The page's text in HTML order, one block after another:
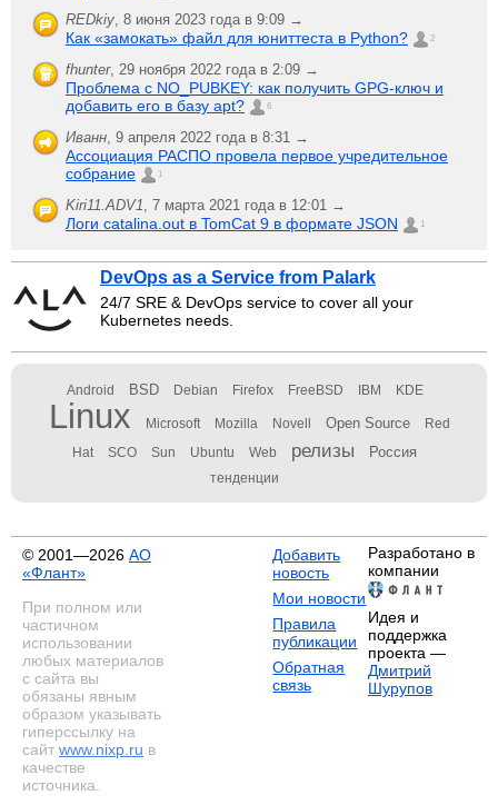
REDkiy, 8 июня 2023 года в 9:09 →
Как «замокать» файл для юниттеста в Python? 2
fhunter, 29 ноября 2022 года в 2:09 →
Проблема с NO_PUBKEY: как получить GPG-ключ и
добавить его в базу apt?
6
Иванн, 9 апреля 2022 года в 8:31 →
Ассоциация РАСПО провела первое учредительное
собрание
1
Kiri11.ADV1, 7 марта 2021 года в 12:01 →
Логи catalina.out в TomCat 9 в формате JSON 1
DevOps as a Service from Palark
24/7 SRE & DevOps service to cover all your
Kubernetes needs.
Android BSD Debian Firefox FreeBSD IBM KDE
Linux Microsoft Mozilla Novell Open Source Red
Hat SCO Sun Ubuntu Web релизы Россия
тенденции
© 2001—2026 АО
«Флант»
При полном или
частичном
использовании
любых материалов
с сайта вы
обязаны явным
образом указывать
гиперссылку на
сайт www.nixp.ru в
качестве
источника.
Добавить
новость
Мои новости
Правила
публикации
Обратная
связь
Разработано в
компании
Идея и
поддержка
проекта —
Дмитрий
Шурупов